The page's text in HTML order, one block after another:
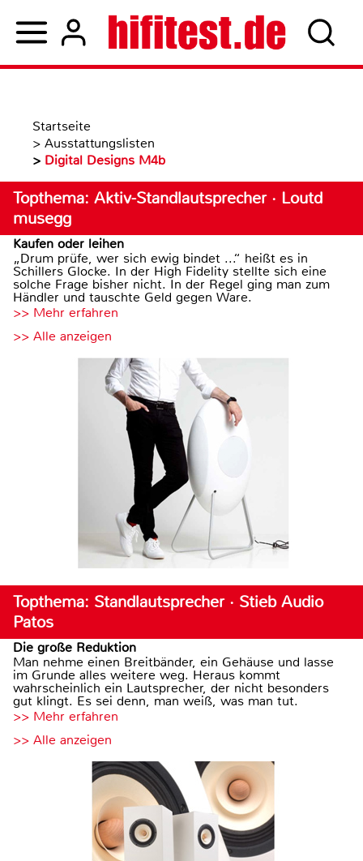
Startseite
> Ausstattungslisten
> Digital Designs M4b
Topthema: Aktiv-Standlautsprecher · Loutd
musegg
Kaufen oder leihen
„Drum prüfe, wer sich ewig bindet ...“ heißt es in
Schillers Glocke. In der High Fidelity stellte sich eine
solche Frage bisher nicht. In der Regel ging man zum
Händler und tauschte Geld gegen Ware.
>> Mehr erfahren
>> Alle anzeigen
Topthema: Standlautsprecher · Stieb Audio
Patos
Die große Reduktion
Man nehme einen Breitbänder, ein Gehäuse und lasse
im Grunde alles weitere weg. Heraus kommt
wahrscheinlich ein Lautsprecher, der nicht besonders
gut klingt. Es sei denn, man weiß, was man tut.
>> Mehr erfahren
>> Alle anzeigen